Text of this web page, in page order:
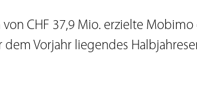
CHF 37,9 Mio. erzielte Mobimo
Vorjahr liegendes